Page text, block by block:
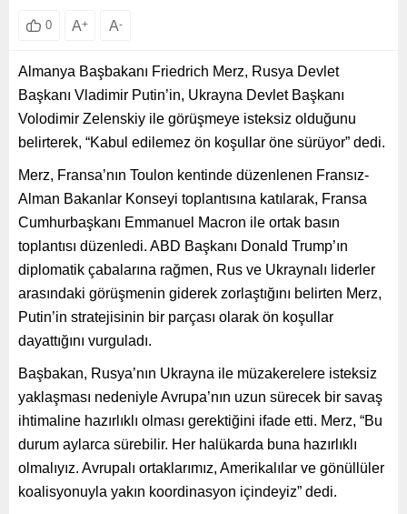
0 A+ A-
Almanya Başbakanı Friedrich Merz, Rusya Devlet
Başkanı Vladimir Putin’in, Ukrayna Devlet Başkanı
Volodimir Zelenskiy ile görüşmeye isteksiz olduğunu
belirterek, “Kabul edilemez ön koşullar öne sürüyor” dedi.
Merz, Fransa’nın Toulon kentinde düzenlenen Fransız-
Alman Bakanlar Konseyi toplantısına katılarak, Fransa
Cumhurbaşkanı Emmanuel Macron ile ortak basın
toplantısı düzenledi. ABD Başkanı Donald Trump’ın
diplomatik çabalarına rağmen, Rus ve Ukraynalı liderler
arasındaki görüşmenin giderek zorlaştığını belirten Merz,
Putin’in stratejisinin bir parçası olarak ön koşullar
dayattığını vurguladı.
Başbakan, Rusya’nın Ukrayna ile müzakerelere isteksiz
yaklaşması nedeniyle Avrupa’nın uzun sürecek bir savaş
ihtimaline hazırlıklı olması gerektiğini ifade etti. Merz, “Bu
durum aylarca sürebilir. Her halükarda buna hazırlıklı
olmalıyız. Avrupalı ortaklarımız, Amerikalılar ve gönüllüler
koalisyonuyla yakın koordinasyon içindeyiz” dedi.